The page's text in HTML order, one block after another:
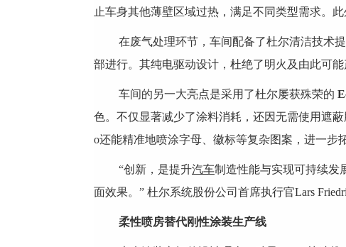
止车身其他薄壁区域过热，满足不同类型需求。此
在废气处理环节，车间配备了杜尔清洁技术
部进行。其纯电驱动设计，杜绝了明火及由此可能
车间的另一大亮点是采用了杜尔屡获殊荣的
色。不仅显著减少了涂料消耗，还因无需使用遮
o还能精准地喷涂字母、徽标等复杂图案，进一步
“创新，是提升汽车制造性能与实现可持续发
面效果。” 杜尔系统股份公司首席执行官Lars
柔性喷房替代刚性涂装生产线